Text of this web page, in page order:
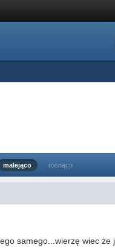
malejąco rosnąco
samego...wierzę wiec